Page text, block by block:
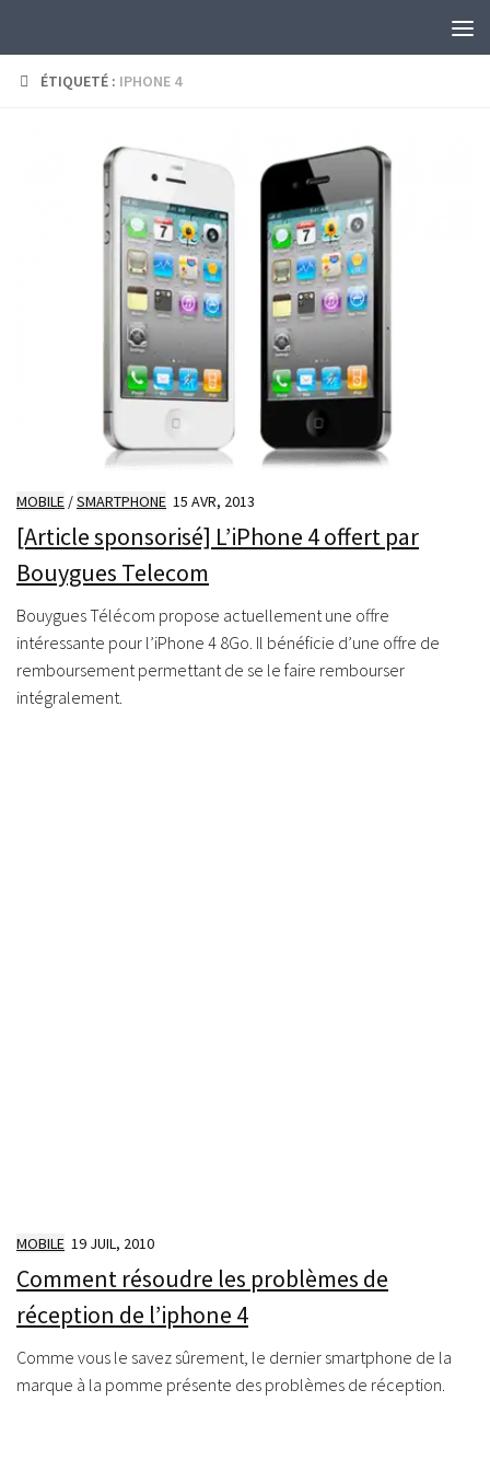
ÉTIQUETÉ : IPHONE 4
MOBILE /SMARTPHONE 15 AVR, 2013
[Article sponsorisé] L’iPhone 4 offert par
Bouygues Telecom
Bouygues Télécom propose actuellement une offre
intéressante pour l’iPhone 4 8Go. Il bénéficie d’une offre de
remboursement permettant de se le faire rembourser
intégralement.
MOBILE 19 JUIL, 2010
Comment résoudre les problèmes de
réception de l’iphone 4
Comme vous le savez sûrement, le dernier smartphone de la
marque à la pomme présente des problèmes de réception.